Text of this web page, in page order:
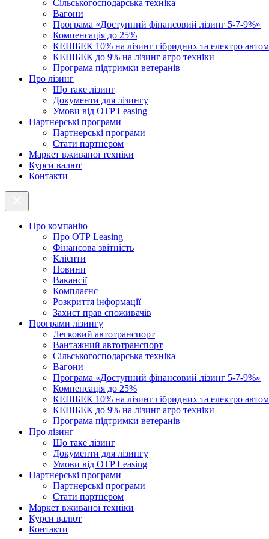
Cільськогосподарська техніка
Вагони
Програма «Доступний фінансовий лізинг 5-7-9%»
Компенсація до 25%
КЕШБЕК 10% на лізинг гібридних та електро
КЕШБЕК до 9% на лізинг агро техніки
Програма підтримки ветеранів
Про лізинг
Що таке лізинг
Документи для лізингу
Умови від OTP Leasing
Партнерські програми
Партнерські програми
Стати партнером
Маркет вживаної техніки
Курси валют
Контакти
Про компанію
Про ОТР Leasing
Фінансова звітність
Клієнти
Новини
Вакансії
Комплаєнс
Розкриття інформації
Захист прав споживачів
Програми лізингу
Легковий автотранспорт
Вантажний автотранспорт
Cільськогосподарська техніка
Вагони
Програма «Доступний фінансовий лізинг 5-7-9%»
Компенсація до 25%
КЕШБЕК 10% на лізинг гібридних та електро
КЕШБЕК до 9% на лізинг агро техніки
Програма підтримки ветеранів
Про лізинг
Що таке лізинг
Документи для лізингу
Умови від OTP Leasing
Партнерські програми
Партнерські програми
Стати партнером
Маркет вживаної техніки
Курси валют
Контакти